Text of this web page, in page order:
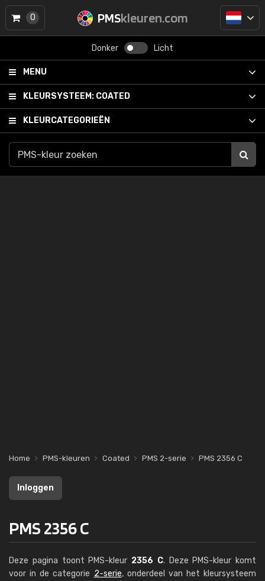
PMSkleuren.com
Donker Licht
MENU
KLEURSYSTEEM: COATED
KLEURCATEGORIEËN
0
Home PMS-kleuren Coated PMS 2-serie PMS 2356 C
Inloggen
PMS 2356 C
Deze pagina toont PMS-kleur 2356 C. Deze PMS-kleur komt
voor in de categorie 2-serie, onderdeel van het kleursysteem